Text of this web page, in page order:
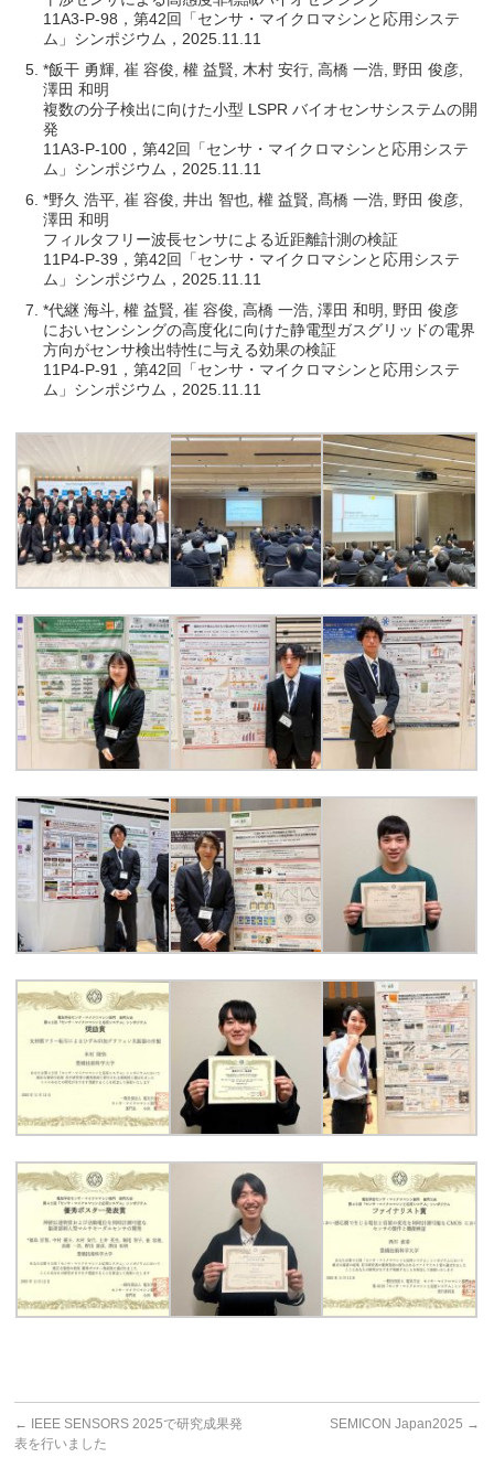
11A3-P-98，第42回「センサ・マイクロマシンと応用システ
ム」シンポジウム，2025.11.11
*飯干 勇輝, 崔 容俊, 權 益賢, 木村 安行, 高橋 一浩, 野田 俊彦,
澤田 和明
複数の分子検出に向けた小型 LSPR バイオセンサシステムの開
発
11A3-P-100，第42回「センサ・マイクロマシンと応用システ
ム」シンポジウム，2025.11.11
*野久 浩平, 崔 容俊, 井出 智也, 權 益賢, 髙橋 一浩, 野田 俊彦,
澤田 和明
フィルタフリー波長センサによる近距離計測の検証
11P4-P-39，第42回「センサ・マイクロマシンと応用システ
ム」シンポジウム，2025.11.11
*代継 海斗, 權 益賢, 崔 容俊, 高橋 一浩, 澤田 和明, 野田 俊彦
においセンシングの高度化に向けた静電型ガスグリッドの電界
方向がセンサ検出特性に与える効果の検証
11P4-P-91，第42回「センサ・マイクロマシンと応用システ
ム」シンポジウム，2025.11.11
←
IEEE SENSORS 2025で研究成果発
表を行いました
SEMICON Japan2025 →